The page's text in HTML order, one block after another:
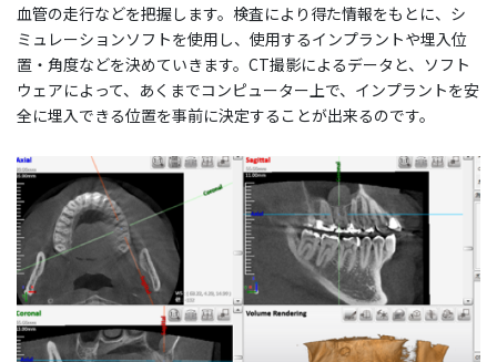
血管の走行などを把握します。検査により得た情報をもとに、シ
ミュレーションソフトを使用し、使用するインプラントや埋入位
置・角度などを決めていきます。CT撮影によるデータと、ソフト
ウェアによって、あくまでコンピューター上で、インプラントを安
全に埋入できる位置を事前に決定することが出来るのです。